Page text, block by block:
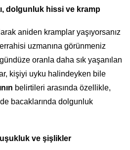
dolgunluk hissi ve kramp
aniden kramplar yaşıyorsanız
uzmanına görünmeniz
oranla daha sık yaşanılan
kişiyi uyku halindeyken bile
belirtileri arasında özellikle,
bacaklarında dolgunluk
ve şişlikler